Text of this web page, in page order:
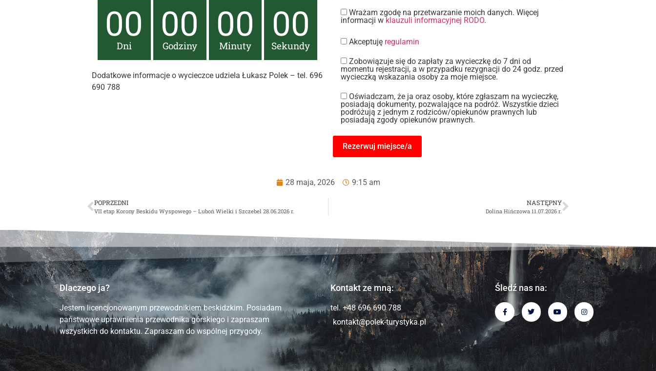
00
Dni
00
Godziny
00
Minuty
00
Sekundy
Dodatkowe informacje o wycieczce udziela Łukasz Polek – tel. 696
690 788
Wrażam zgodę na przetwarzanie moich danych. Więcej
informacji w klauzuli informacyjnej RODO.
Akceptuję regulamin
Zobowiązuje się do zapłaty za wycieczkę do 7 dni od
momentu rejestracji, a w przypadku rezygnacji do 24 godz. przed
wycieczką wskazania osoby za moje miejsce.
Oświadczam, że ja oraz osoby, które zgłaszam na wycieczkę,
posiadają dokumenty, pozwalające na podróż. Wszystkie dzieci
podróżują z jednym z rodziców/opiekunów prawnych lub
posiadają zgody opiekunów prawnych.
28 maja, 2026 9:15 am
POPRZEDNI
VII etap Korony Beskidu Wyspowego – Luboń Wielki i Szczebel 28.06.2026 r.
NASTĘPNY
Dolina Hińczowa 11.07.2026 r.
Dlaczego ja?
Jestem licencjonowanym przewodnikiem beskidzkim. Posiadam
państwowe uprawnienia przewodnika górskiego i zapraszam
wszystkich do kontaktu. Zapraszam do wspólnej przygody.
Kontakt ze mną:
tel. +48 696 690 788
kontakt@polek-turystyka.pl
Śledź nas na: